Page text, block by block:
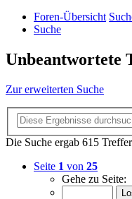
Foren-Übersicht
Suche
Unbeantwortete
Zur erweiterten Suche
Die Suche ergab 615 Treffer
Seite 1 von 25
Gehe zu Seite: